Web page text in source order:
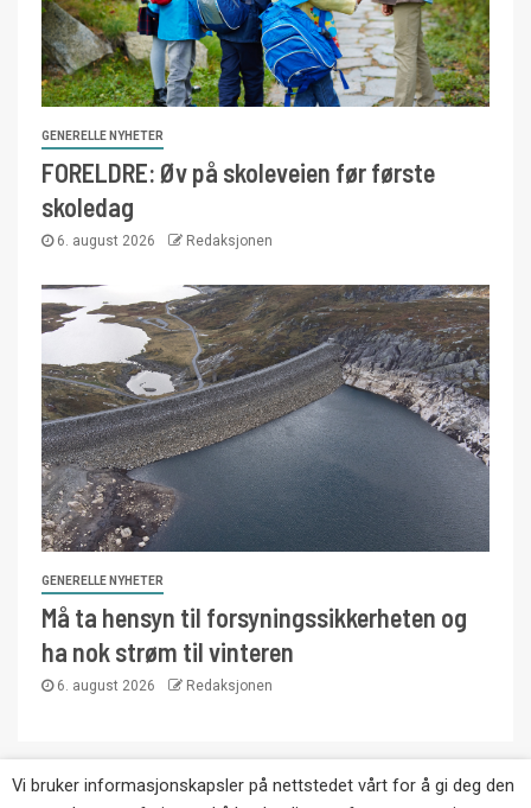
GENERELLE NYHETER
FORELDRE: Øv på skoleveien før første
skoledag
6. august 2026 Redaksjonen
GENERELLE NYHETER
Må ta hensyn til forsyningssikkerheten og
ha nok strøm til vinteren
6. august 2026 Redaksjonen
Copyright © Eikernytt.no utgis av Roy’s
Vi bruker informasjonskapsler på nettstedet vårt for å gi deg den